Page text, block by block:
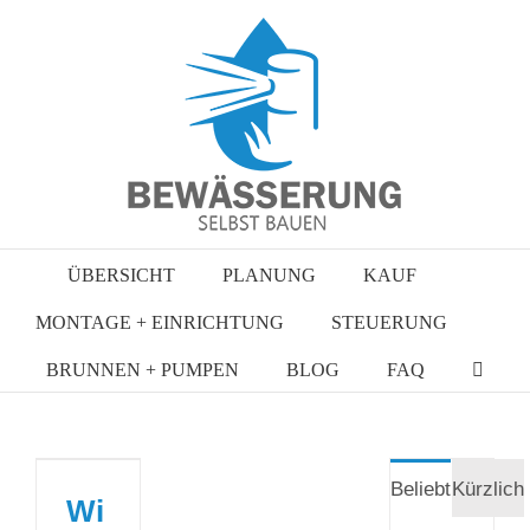
ÜBERSICHT PLANUNG KAUF
MONTAGE + EINRICHTUNG STEUERUNG
BRUNNEN + PUMPEN BLOG FAQ
Wi
BeliebtKürzlich